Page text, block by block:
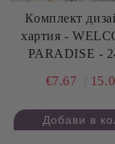
Комплект
хартия -
PARADISE -
€7.67